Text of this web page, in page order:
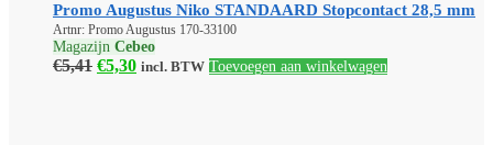
Promo Augustus Niko STANDAARD Stopcontact 28,5 mm
Artnr: Promo Augustus 170-33100
Magazijn Cebeo
€5,41 Oorspronkelijke
€5,30Huidige
incl. BTW Toevoegen aan winkelwagen